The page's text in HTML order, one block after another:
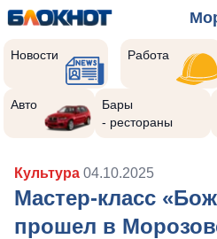
Новости Работа
Авто
Бары
- рестораны
Культура 04.10.2025
Мастер-класс
прошел в